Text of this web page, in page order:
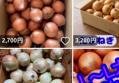
2,700円 いいね！
3,280円